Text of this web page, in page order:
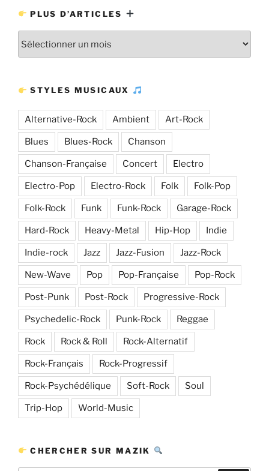
PLUS D’ARTICLES
STYLES MUSICAUX
Alternative-Rock Ambient Art-Rock
Blues Blues-Rock Chanson
Chanson-Française Concert Electro
Electro-Pop Electro-Rock Folk Folk-Pop
Folk-Rock Funk Funk-Rock Garage-Rock
Hard-Rock Heavy-Metal Hip-Hop Indie
Indie-rock Jazz Jazz-Fusion Jazz-Rock
New-Wave Pop Pop-Française Pop-Rock
Post-Punk Post-Rock Progressive-Rock
Psychedelic-Rock Punk-Rock Reggae
Rock Rock & Roll Rock-Alternatif
Rock-Français Rock-Progressif
Rock-Psychédélique Soft-Rock Soul
Trip-Hop World-Music
CHERCHER SUR MAZIK